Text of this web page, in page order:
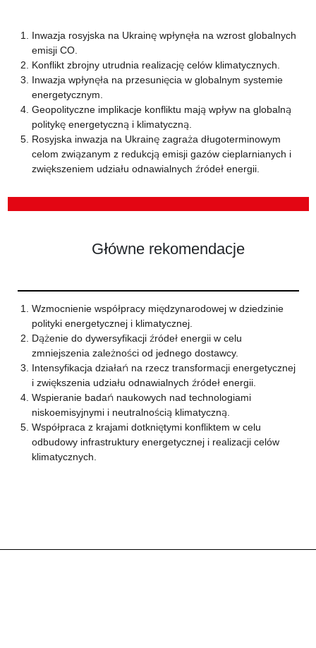
Inwazja rosyjska na Ukrainę wpłynęła na wzrost globalnych
emisji CO.
Konflikt zbrojny utrudnia realizację celów klimatycznych.
Inwazja wpłynęła na przesunięcia w globalnym systemie
energetycznym.
Geopolityczne implikacje konfliktu mają wpływ na globalną
politykę energetyczną i klimatyczną.
Rosyjska inwazja na Ukrainę zagraża długoterminowym
celom związanym z redukcją emisji gazów cieplarnianych i
zwiększeniem udziału odnawialnych źródeł energii.
Główne rekomendacje
Wzmocnienie współpracy międzynarodowej w dziedzinie
polityki energetycznej i klimatycznej.
Dążenie do dywersyfikacji źródeł energii w celu
zmniejszenia zależności od jednego dostawcy.
Intensyfikacja działań na rzecz transformacji energetycznej
i zwiększenia udziału odnawialnych źródeł energii.
Wspieranie badań naukowych nad technologiami
niskoemisyjnymi i neutralnością klimatyczną.
Współpraca z krajami dotkniętymi konfliktem w celu
odbudowy infrastruktury energetycznej i realizacji celów
klimatycznych.